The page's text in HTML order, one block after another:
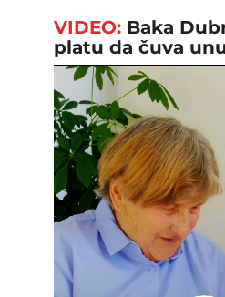
VIDEO: Baka
platu da čuva